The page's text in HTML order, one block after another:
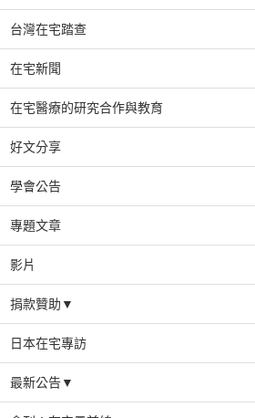
台灣在宅踏查
在宅新聞
在宅醫療的研究合作與教育
好文分享
學會公告
專題文章
影片
捐款贊助▼
日本在宅專訪
最新公告▼